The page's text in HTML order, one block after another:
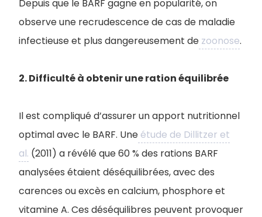
Depuis que le BARF gagne en popularité, on
observe une recrudescence de cas de maladie
infectieuse et plus dangereusement de zoonose.
2. Difficulté à obtenir une ration équilibrée
Il est compliqué d’assurer un apport nutritionnel
optimal avec le BARF. Une étude de Dillitzer et
al. (2011) a révélé que 60 % des rations BARF
analysées étaient déséquilibrées, avec des
carences ou excès en calcium, phosphore et
vitamine A. Ces déséquilibres peuvent provoquer